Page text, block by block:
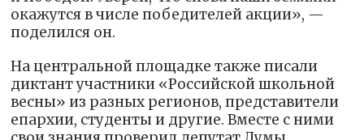
окажутся в числе победителей акции», —
поделился он.
На центральной площадке также писали
диктант участники «Российской школьной
весны» из разных регионов, представители
епархии, студенты и другие. Вместе с ними